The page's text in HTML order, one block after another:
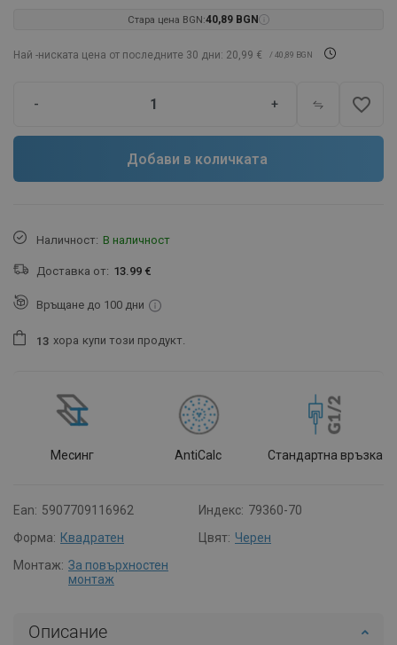
Стара цена BGN:40,89 BGN
Най -ниската цена от последните 30 дни: 20,99 € / 40,89 BGN
- + favorite_border
Добави в количката
Наличност: В наличност
Доставка от: 13.99 €
Връщане до 100 дни
1 3 хора купи този продукт.
Месинг AntiCalc Стандартна връзка
Ean: 5907709116962 Индекс: 79360-70
Форма: Квадратен Цвят: Черен
Монтаж: За повърхностен
монтаж
Описание